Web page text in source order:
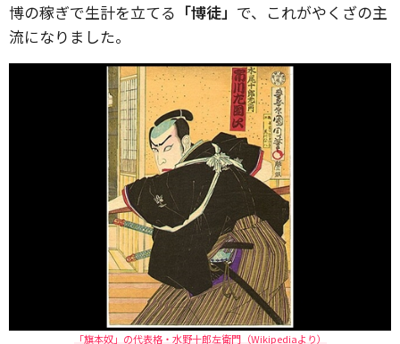
博の稼ぎで生計を立てる 「博徒」 で、これがやくざの主
流になりました。
「旗本奴」の代表格・水野十郎左衛門（Wikipediaより）